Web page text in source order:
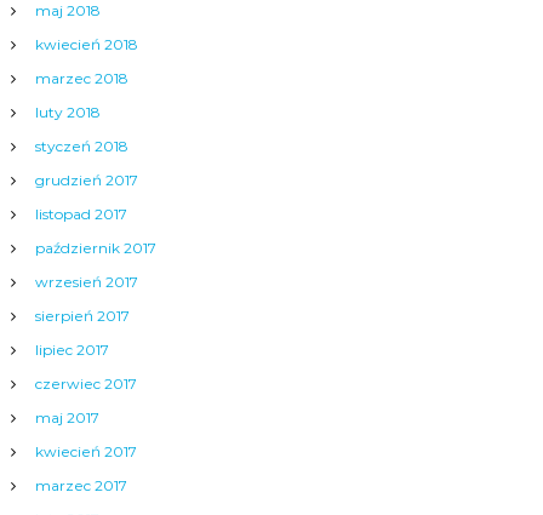
maj 2018
kwiecień 2018
marzec 2018
luty 2018
styczeń 2018
grudzień 2017
listopad 2017
październik 2017
wrzesień 2017
sierpień 2017
lipiec 2017
czerwiec 2017
maj 2017
kwiecień 2017
marzec 2017